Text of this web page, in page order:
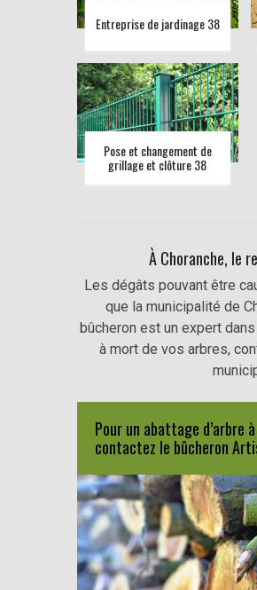
Entreprise de jardinage 38
Pose et changement de
grillage et clôture 38
À Choranche, le
Les dégâts pouvant être
que la municipalité de
bûcheron est un expert
à mort de vos arbres,
Pour un abattage d’arbre
contactez le bûcheron